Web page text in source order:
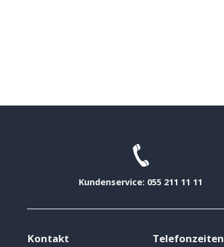
Kundenservice: 055 211 11 11
Kontakt Telefonzeiten